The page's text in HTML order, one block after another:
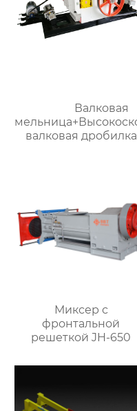
Валковая
валковая дробилка
Миксер с
фронтальной
решеткой JH-650